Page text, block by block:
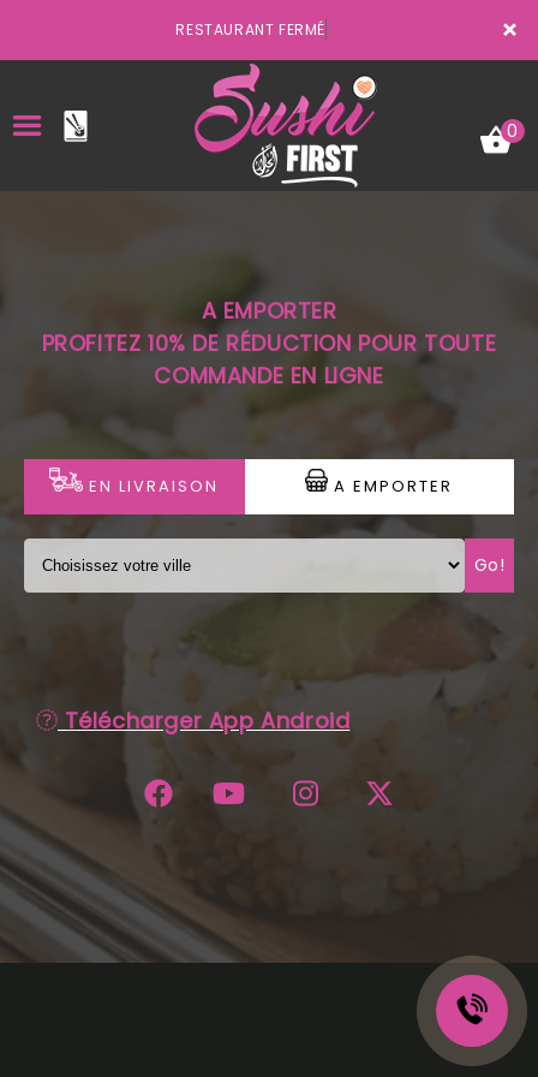
×
RESTAURANT FERMÉ
LA CARTE
VOTRE COMPTE
NOTRE RESTAURANT
VOS AVIS
MENTIONS LÉGALES
C.G.V
0
A EMPORTER
PROFITEZ 10% DE RÉDUCTION POUR TOUTE
COMMANDE EN LIGNE
EN LIVRAISON A EMPORTER
Go!
Télécharger App Android